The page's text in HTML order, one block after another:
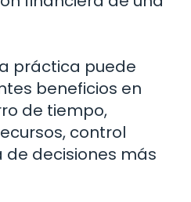
práctica puede
beneficios en
de tiempo,
control
decisiones más